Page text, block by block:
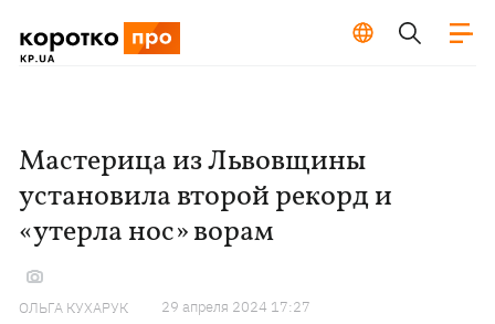
Мастерица из Львовщины
установила второй рекорд и
«утерла нос» ворам
ОЛЬГА КУХАРУК 29 апреля 2024 17:27